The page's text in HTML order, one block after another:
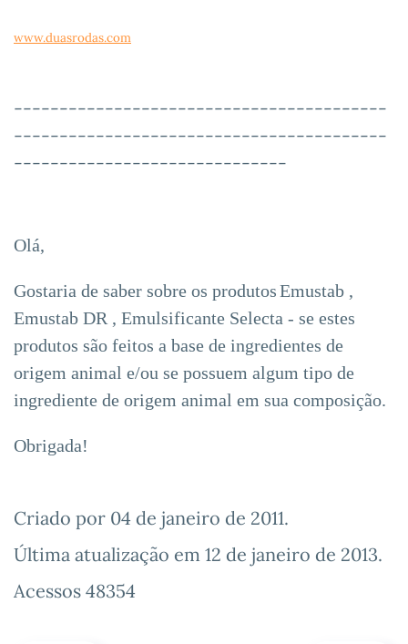
www.duasrodas.com
-----------------------------------------
-----------------------------------------
------------------------------
Olá,
Gostaria de saber sobre os produtosEmustab ,
Emustab DR , Emulsificante Selecta - se estes
produtos são feitos a base de ingredientes de
origem animal e/ou se possuem algum tipo de
ingrediente de origem animal em sua composição.
Obrigada!
Criado por 04 de janeiro de 2011.
Última atualização em 12 de janeiro de 2013.
Acessos 48354